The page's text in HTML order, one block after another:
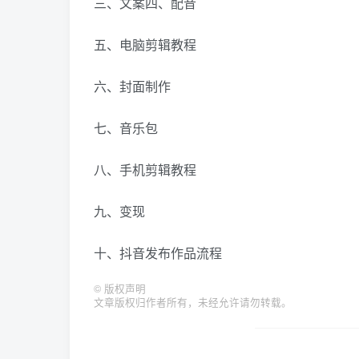
五、电脑剪辑教程
六、封面制作
七、音乐包
八、手机剪辑教程
九、变现
十、抖音发布作品流程
© 版权声明
文章版权归作者所有，未经允许请勿转载。